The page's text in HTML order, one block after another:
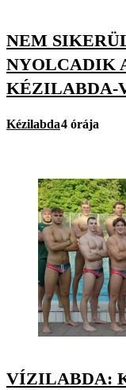
NEM
NYOLCADIK
KÉZILABDA-
Kézilabda4 órája
VÍZILABDA: